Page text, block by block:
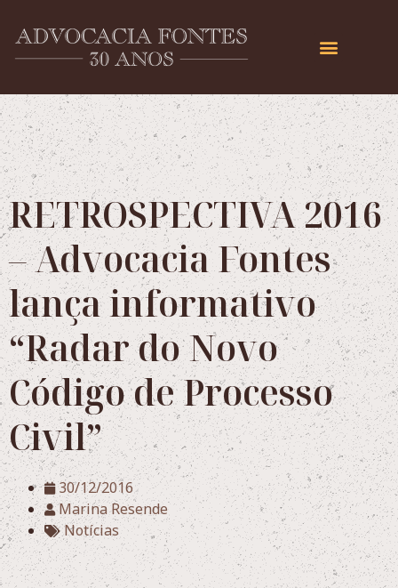
RETROSPECTIVA 2016
– Advocacia Fontes
lança informativo
“Radar do Novo
Código de Processo
Civil”
30/12/2016
Marina Resende
Notícias